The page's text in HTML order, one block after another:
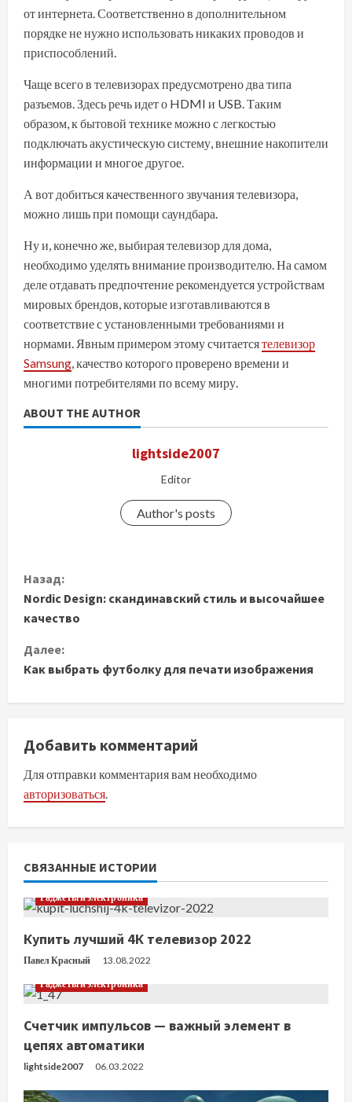
от интернета. Соответственно в дополнительном
порядке не нужно использовать никаких проводов и
приспособлений.
Чаще всего в телевизорах предусмотрено два типа
разъемов. Здесь речь идет о HDMI и USB. Таким
образом, к бытовой технике можно с легкостью
подключать акустическую систему, внешние накопители
информации и многое другое.
А вот добиться качественного звучания телевизора,
можно лишь при помощи саундбара.
Ну и, конечно же, выбирая телевизор для дома,
необходимо уделять внимание производителю. На самом
деле отдавать предпочтение рекомендуется устройствам
мировых брендов, которые изготавливаются в
соответствие с установленными требованиями и
нормами. Явным примером этому считаетсятелевизор
Samsung, качество которого проверено времени и
многими потребителями по всему миру.
ABOUT THE AUTHOR
lightside2007
Editor
Author's posts
П
р
о
д
о
л
ж
и
т
ь
ч
т
е
н
и
е
Назад:
Nordic Design: скандинавский стиль и высочайшее
качество
Далее:
Как выбрать футболку для печати изображения
Добавить комментарий
Для отправки комментария вам необходимо
авторизоваться.
СВЯЗАННЫЕ ИСТОРИИ
Гаджеты и электроника
Купить лучший 4К телевизор 2022
Павел Красный
13.08.2022
Гаджеты и электроника
Счетчик импульсов — важный элемент в
цепях автоматики
lightside2007 06.03.2022